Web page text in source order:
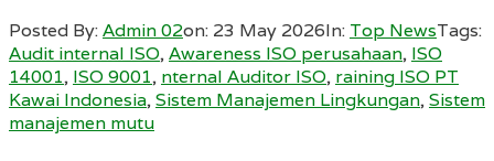
Posted By:Admin 02on: 23 May 2026In: Top NewsTags:
Audit internal ISO,Awareness ISO perusahaan, ISO
14001, ISO 9001, nternal Auditor ISO, raining ISO PT
Kawai Indonesia,Sistem Manajemen Lingkungan,Sistem
manajemen mutu